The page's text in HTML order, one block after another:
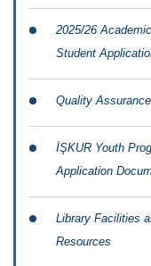
2025/26
Student
Quality
İŞKUR Youth
Application
Library Facilities
Resources